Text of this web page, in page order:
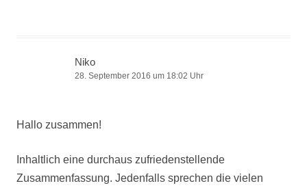
Niko
28. September 2016 um 18:02 Uhr
Hallo zusammen!
Inhaltlich eine durchaus zufriedenstellende
Zusammenfassung. Jedenfalls sprechen die vielen